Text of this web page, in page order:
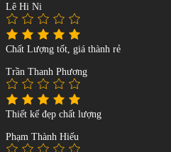
Lê Hi Ni
Chất Lượng tốt, giá thành rẻ
Trần Thanh Phương
Thiết kế đẹp chất lượng
Phạm Thành Hiếu